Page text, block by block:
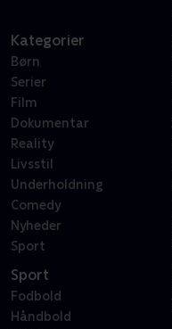
Kategorier
Børn
Serier
Film
Dokumentar
Reality
Livsstil
Underholdning
Comedy
Nyheder
Sport
Sport
Fodbold
Håndbold